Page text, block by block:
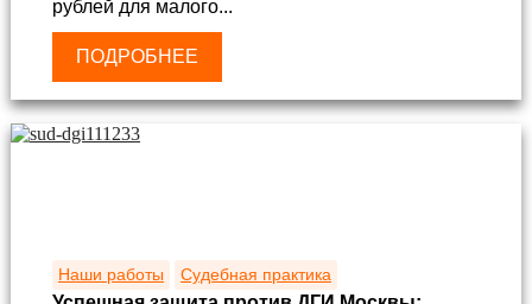
рублей для малого...
ПОДРОБНЕЕ
Наши работы Судебная практика